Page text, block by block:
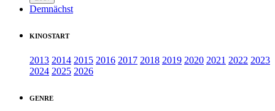
Demnächst
KINOSTART
2013 2014 2015 2016 2017 2018 2019 2020 2021 2022 2023
2024 2025 2026
GENRE